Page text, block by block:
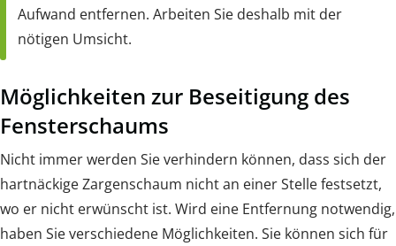
Aufwand entfernen. Arbeiten Sie deshalb mit der
nötigen Umsicht.
Möglichkeiten zur Beseitigung des
Fensterschaums
Nicht immer werden Sie verhindern können, dass sich der
hartnäckige Zargenschaum nicht an einer Stelle festsetzt,
wo er nicht erwünscht ist. Wird eine Entfernung notwendig,
haben Sie verschiedene Möglichkeiten. Sie können sich für